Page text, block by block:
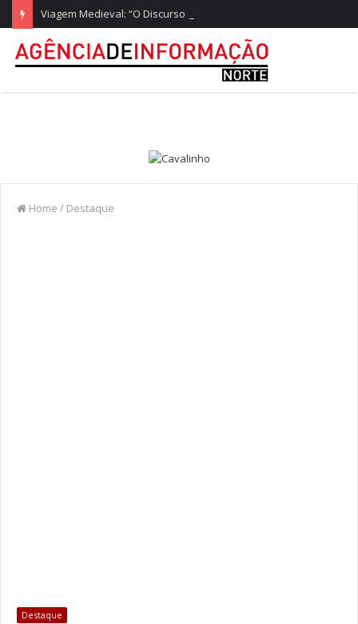
Home / Destaque
Destaque